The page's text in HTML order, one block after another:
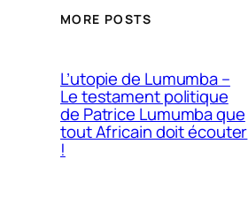
MORE POSTS
L’utopie de Lumumba –
Le testament politique
de Patrice Lumumba que
tout Africain doit écouter
!